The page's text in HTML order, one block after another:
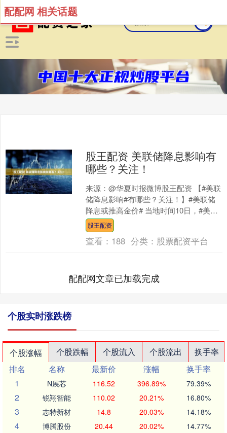
配配网 相关话题
股王配资 美联储降息影响有
哪些？关注！
来源：@华夏时报微博股王配资 【#美联
储降息影响#有哪些？关注！】#美联储
降息或推高金价# 当地时间10日，#美联
储又降息25个基点#。美联储降息将如何
影响你我....
股王配资
查看： 188 分类： 股票配资平台
配配网文章已加载完成
个股实时涨跌榜
个股涨幅 个股跌幅 个股流入 个股流出
换手率
排名
名称 最新价 涨幅
换手率
1
N展芯 116.52 396.89% 79.39%
2 锐翔智能 110.02 20.21% 16.80%
3 志特新材 14.8 20.03% 14.18%
4 博腾股份 20.44 20.02% 14.77%